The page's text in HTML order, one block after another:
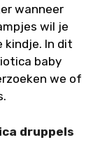
wanneer
wil je
kindje. In dit
baby
we of
druppels